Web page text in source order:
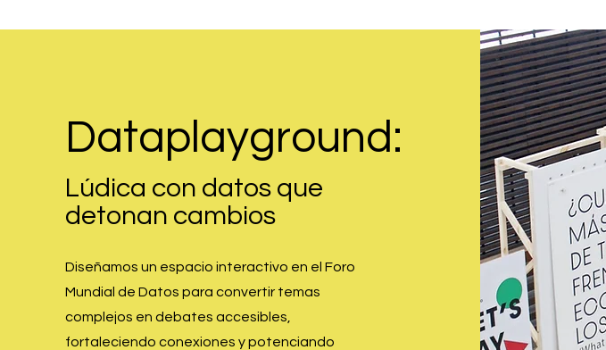
Dataplayground:
Lúdica con datos que
detonan cambios
Diseñamos un espacio interactivo en el Foro
Mundial de Datos para convertir temas
complejos en debates accesibles,
fortaleciendo conexiones y potenciando